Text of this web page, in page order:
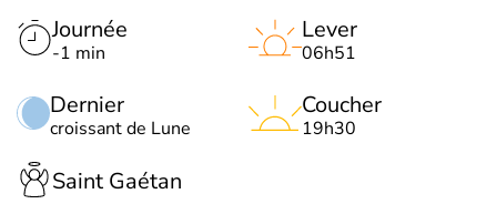
Journée
-1 min
Dernier
croissant de Lune
Lever
06h51
Coucher
19h30
Saint Gaétan